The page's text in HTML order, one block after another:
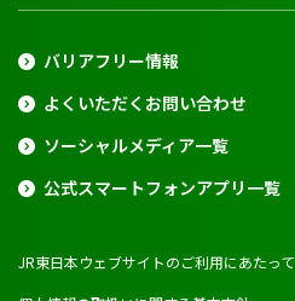
バリアフリー情報
よくいただくお問い合わせ
ソーシャルメディア一覧
公式スマートフォンアプリ一覧
JR東日本ウェブサイトのご利用にあたって